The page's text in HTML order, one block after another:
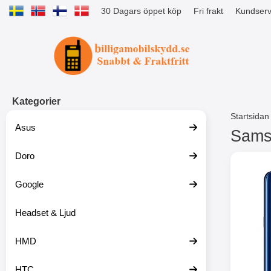
30 Dagars öppet köp Fri frakt
Startsidan för Tibro Billiga
Kategorier
Asus
Doro
Google
Headset & Ljud
HMD
Startsidan